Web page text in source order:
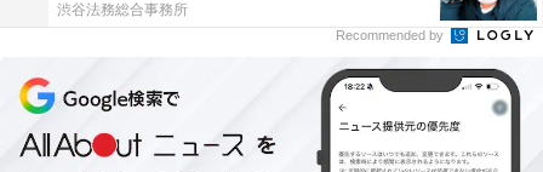
渋谷法務総合事務所
Recommended by